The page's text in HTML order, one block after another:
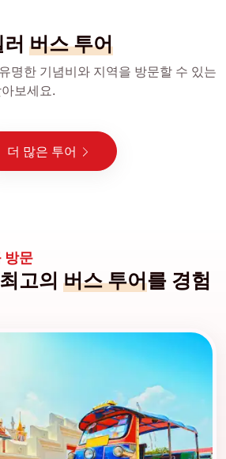
버스 투어
명한 기념비와 지역을 방문할 수 있는
보세요.
더 많은 투어
방문
고의 버스 투어를 경험